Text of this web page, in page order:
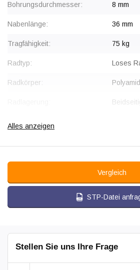
Bohrungsdurchmesser: 8 mm
Nabenlänge: 36 mm
Tragfähigkeit: 75 kg
Radtyp: Loses
Radkörper:
Lauffläche:
Rollwiderstand:
Verschleißfest:
Alles anzeigen
Vergleich
STP-Datei
Stellen Sie uns Ihre Frage